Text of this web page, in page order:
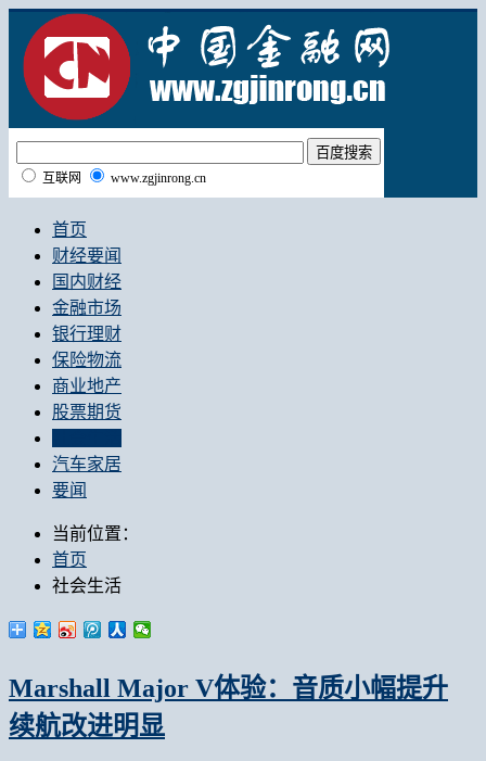
互联网 www.zgjinrong.cn
首页
财经要闻
国内财经
金融市场
银行理财
保险物流
商业地产
股票期货
汽车家居
要闻
当前位置：
首页
社会生活
Marshall Major V体验：音质小幅提升
续航改进明显